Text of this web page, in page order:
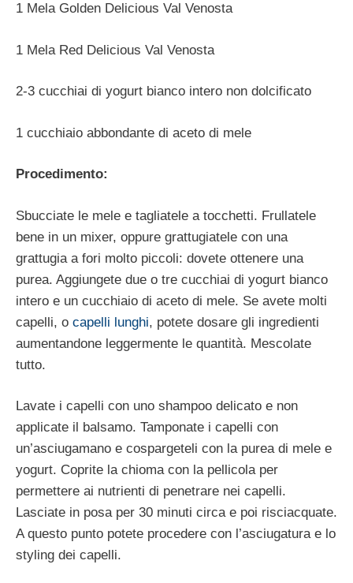
1 Mela Golden Delicious Val Venosta
1 Mela Red Delicious Val Venosta
2-3 cucchiai di yogurt bianco intero non dolcificato
1 cucchiaio abbondante di aceto di mele
Procedimento:
Sbucciate le mele e tagliatele a tocchetti. Frullatele
bene in un mixer, oppure grattugiatele con una
grattugia a fori molto piccoli: dovete ottenere una
purea. Aggiungete due o tre cucchiai di yogurt bianco
intero e un cucchiaio di aceto di mele. Se avete molti
capelli, o capelli lunghi, potete dosare gli ingredienti
aumentandone leggermente le quantità. Mescolate
tutto.
Lavate i capelli con uno shampoo delicato e non
applicate il balsamo. Tamponate i capelli con
un’asciugamano e cospargeteli con la purea di mele e
yogurt. Coprite la chioma con la pellicola per
permettere ai nutrienti di penetrare nei capelli.
Lasciate in posa per 30 minuti circa e poi risciacquate.
A questo punto potete procedere con l’asciugatura e lo
styling dei capelli.